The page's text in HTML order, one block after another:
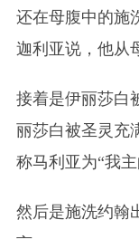
还在母腹中的施
迦利亚说，他从
接着是伊丽莎白
丽莎白被圣灵充
称马利亚为“我主
然后是施洗约翰